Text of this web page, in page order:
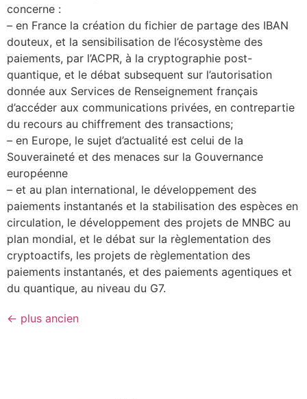
concerne :
– en France la création du fichier de partage des IBAN
douteux, et la sensibilisation de l’écosystème des
paiements, par l’ACPR, à la cryptographie post-
quantique, et le débat subsequent sur l’autorisation
donnée aux Services de Renseignement français
d’accéder aux communications privées, en contrepartie
du recours au chiffrement des transactions;
– en Europe, le sujet d’actualité est celui de la
Souveraineté et des menaces sur la Gouvernance
européenne
– et au plan international, le développement des
paiements instantanés et la stabilisation des espèces en
circulation, le développement des projets de MNBC au
plan mondial, et le débat sur la règlementation des
cryptoactifs, les projets de règlementation des
paiements instantanés, et des paiements agentiques et
du quantique, au niveau du G7.
← plus ancien